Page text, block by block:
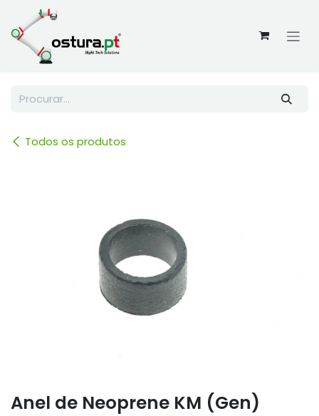
Skip to Content
Todos os produtos
Anel de Neoprene KM (Gen)